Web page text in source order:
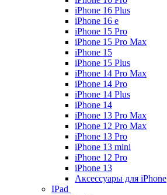
iPhone 16 Plus
iPhone 16 e
iPhone 15 Pro
iPhone 15 Pro Max
iPhone 15
iPhone 15 Plus
iPhone 14 Pro Max
iPhone 14 Pro
iPhone 14 Plus
iPhone 14
iPhone 13 Pro Max
iPhone 12 Pro Max
iPhone 13 Pro
iPhone 13 mini
iPhone 12 Pro
iPhone 13
Аксессуары для iPhone
IPad